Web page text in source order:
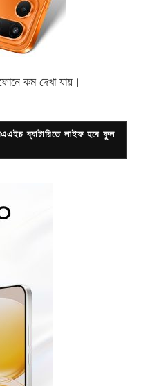
কম দেখা যায়।
ব্যাটারিতে লাইফ হবে ফুল